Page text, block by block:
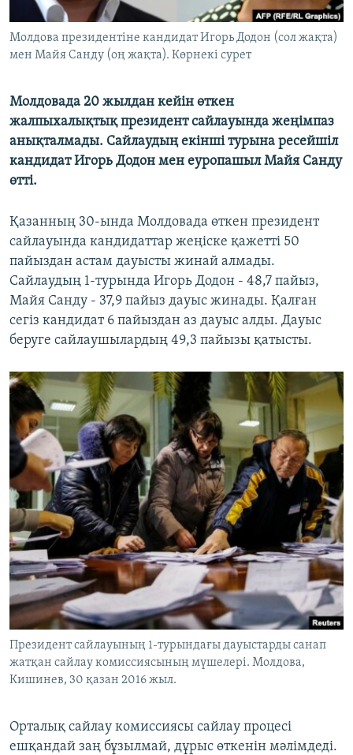
Басқа тілдерде
Молдова президентіне кандидат Игорь Додон (сол жақта)
мен Майя Санду (оң жақта). Көрнекі сурет
Молдовада 20 жылдан кейін өткен
жалпыхалықтық президент сайлауында жеңімпаз
анықталмады. Сайлаудың екінші турына ресейшіл
кандидат Игорь Додон мен еуропашыл Майя Санду
өтті.
Қазанның 30-ында Молдовада өткен президент
сайлауында кандидаттар жеңіске қажетті 50
пайыздан астам дауысты жинай алмады.
Сайлаудың 1-турында Игорь Додон - 48,7 пайыз,
Майя Санду - 37,9 пайыз дауыс жинады. Қалған
сегіз кандидат 6 пайыздан аз дауыс алды. Дауыс
беруге сайлаушылардың 49,3 пайызы қатысты.
Президент сайлауының 1-турындағы дауыстарды санап
жатқан сайлау комиссиясының мүшелері. Молдова,
Кишинев, 30 қазан 2016 жыл.
Орталық сайлау комиссиясы сайлау процесі
ешқандай заң бұзылмай, дұрыс өткенін мәлімдеді.